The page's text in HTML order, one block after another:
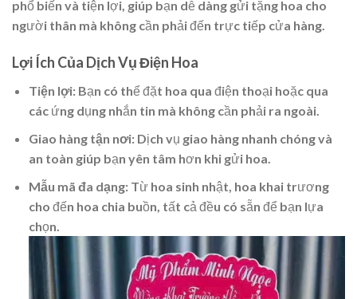
phổ biến và tiện lợi, giúp bạn dễ dàng gửi tặng hoa cho
người thân mà không cần phải đến trực tiếp cửa hàng.
Lợi Ích Của Dịch Vụ Điện Hoa
Tiện lợi: Bạn có thể đặt hoa qua điện thoại hoặc qua
các ứng dụng nhắn tin mà không cần phải ra ngoài.
Giao hàng tận nơi: Dịch vụ giao hàng nhanh chóng và
an toàn giúp bạn yên tâm hơn khi gửi hoa.
Mẫu mã đa dạng: Từ hoa sinh nhật, hoa khai trương
cho đến hoa chia buồn, tất cả đều có sẵn để bạn lựa
chọn.